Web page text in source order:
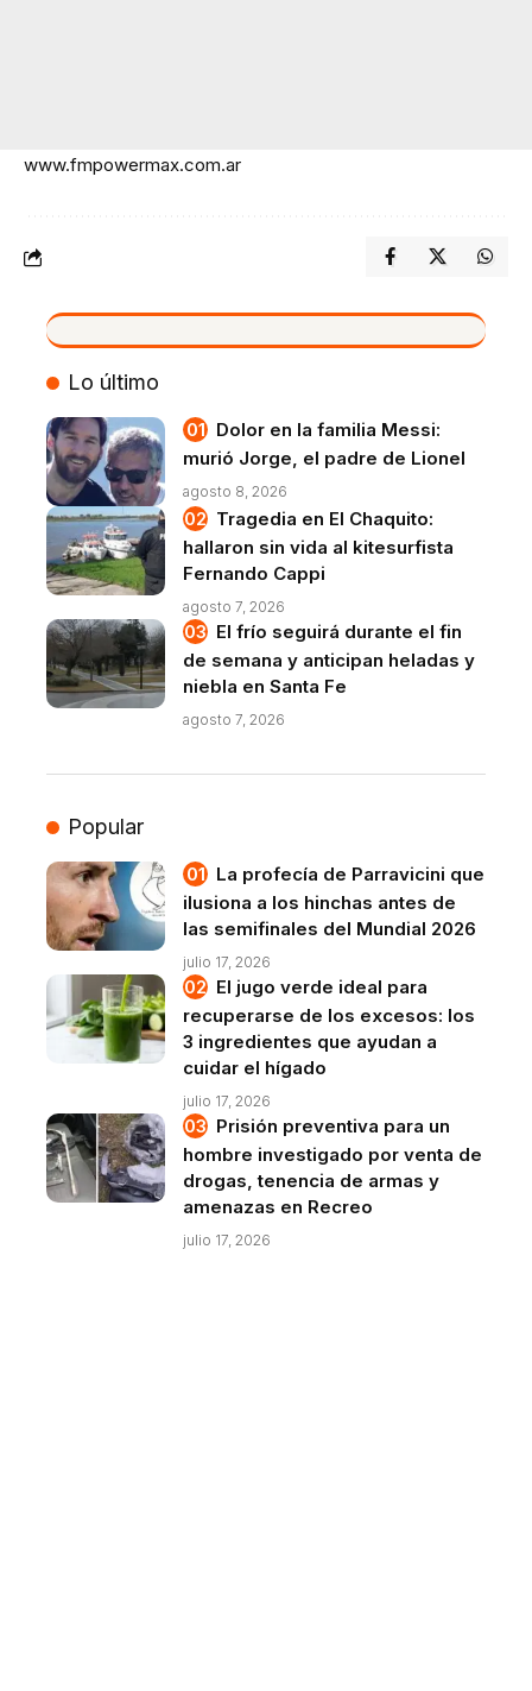
www.fmpowermax.com.ar
VIVO
Lo último
Dolor en la familia Messi:
murió Jorge, el padre de Lionel
agosto 8, 2026
Tragedia en El Chaquito:
hallaron sin vida al kitesurfista
Fernando Cappi
agosto 7, 2026
El frío seguirá durante el fin
de semana y anticipan heladas y
niebla en Santa Fe
agosto 7, 2026
Popular
La profecía de Parravicini que
ilusiona a los hinchas antes de
las semifinales del Mundial 2026
julio 17, 2026
El jugo verde ideal para
recuperarse de los excesos: los
3 ingredientes que ayudan a
cuidar el hígado
julio 17, 2026
Prisión preventiva para un
hombre investigado por venta de
drogas, tenencia de armas y
amenazas en Recreo
julio 17, 2026